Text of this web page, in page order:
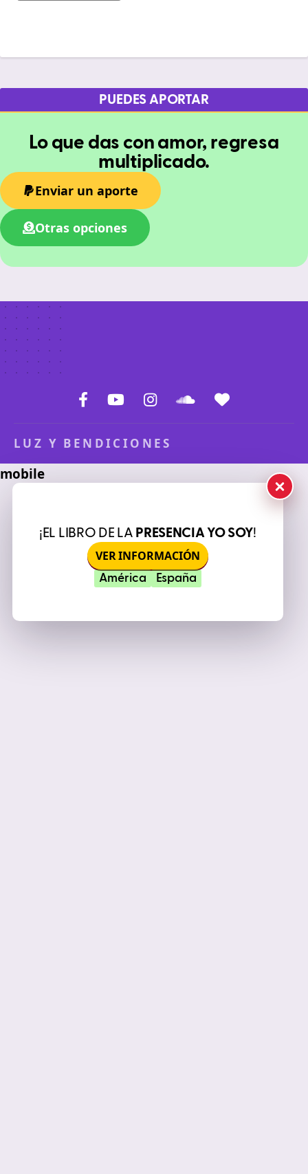
PUEDES APORTAR
Lo que das con amor, regresa
multiplicado.
Enviar un aporte
Otras opciones
LUZ Y BENDICIONES
¡EL LIBRO DE LA PRESENCIA YO SOY!
VER INFORMACIÓN
América España